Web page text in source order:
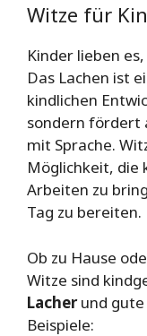
Witze für
Kinder lieben
Das Lachen ist
kindlichen
sondern fördert
mit Sprache.
Möglichkeit, die
Arbeiten zu
Tag zu bereiten.
Ob zu Hause
Witze sind
Lacherund gute
Beispiele: